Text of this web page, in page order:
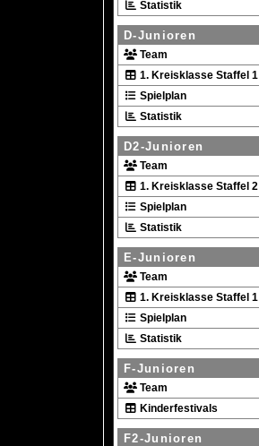
Statistik
D-Junioren
Team
1. Kreisklasse Staffel 1
Spielplan
Statistik
D2-Junioren
Team
1. Kreisklasse Staffel 2
Spielplan
Statistik
E-Junioren
Team
1. Kreisklasse Staffel 1
Spielplan
Statistik
F-Junioren
Team
Kinderfestivals
F2-Junioren